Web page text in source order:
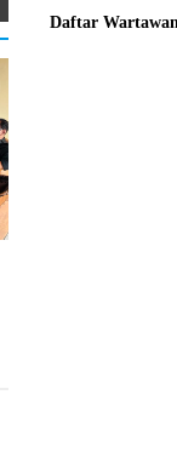
Daftar